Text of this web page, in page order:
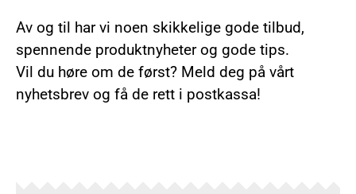
Av og til har vi noen skikkelige gode tilbud,
spennende produktnyheter og gode tips.
Vil du høre om de først? Meld deg på vårt
nyhetsbrev og få de rett i postkassa!